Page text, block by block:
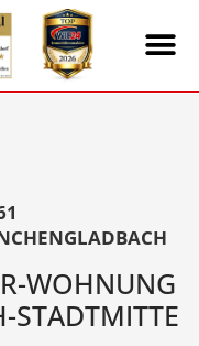
WOHNUNG
STADTMITTE